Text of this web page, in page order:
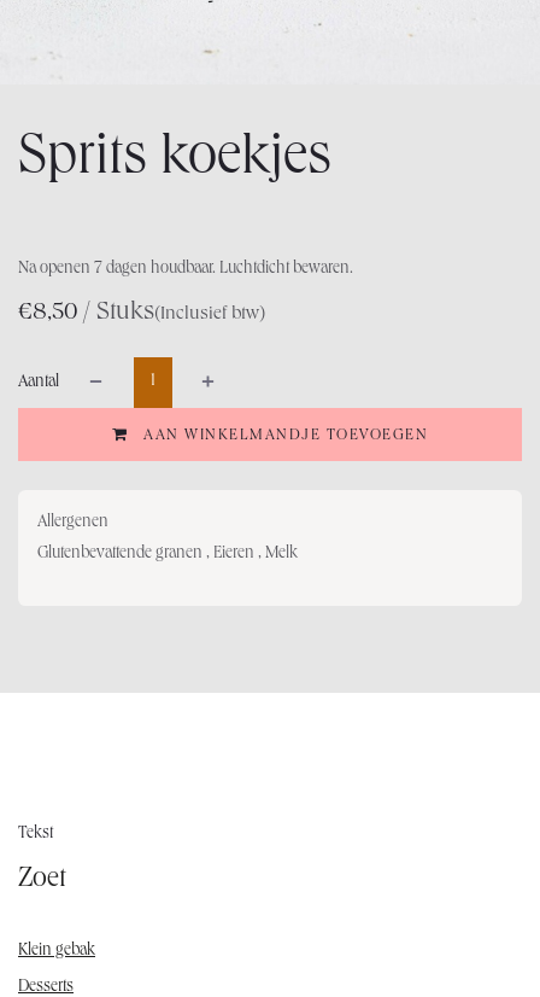
Sprits koekjes
Na openen 7 dagen houdbaar. Luchtdicht bewaren.
8,50
€ / Stuks(Inclusief btw)
AAN WINKELMANDJE TOEVOEGEN
Aantal
Allergenen
Glutenbevattende granen , Eieren , Melk
Tekst
Zoet
Klein gebak
Desserts